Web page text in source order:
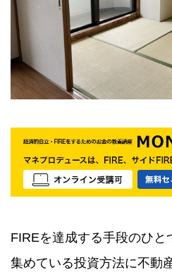
o
k
r
FIREを達成する手段のひと
集めている投資方法に不動